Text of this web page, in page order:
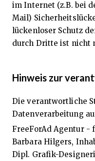
im Internet (z.B. bei
Mail)
lückenloser Schutz
durch Dritte ist nicht
Hinweis zur
Die verantwortliche
Datenverarbeitung
FreeForAd Agentur -
Barbara Hilgers,
Dipl. Grafik-